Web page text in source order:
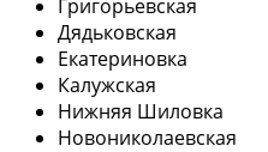
Григорьевская
Дядьковская
Екатериновка
Калужская
Нижняя Шиловка
Новониколаевская